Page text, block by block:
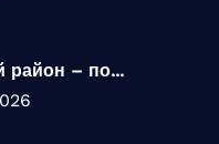
район – по...